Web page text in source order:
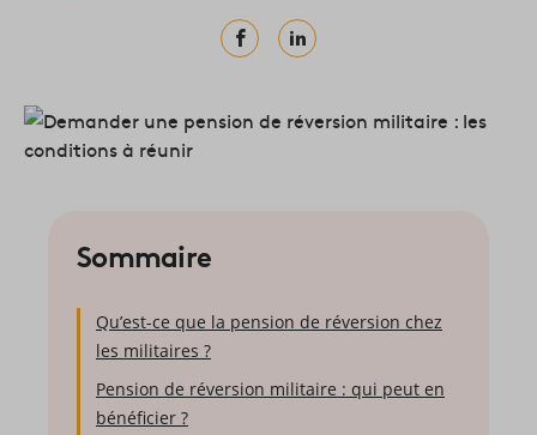
Sommaire
Qu’est-ce que la pension de réversion chez
les militaires ?
Pension de réversion militaire : qui peut en
bénéficier ?